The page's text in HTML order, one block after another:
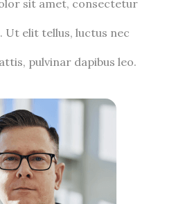
sit amet, consectetur
Ut elit tellus, luctus nec
pulvinar dapibus leo.